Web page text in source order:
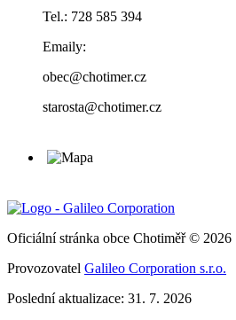
Tel.: 728 585 394
Emaily:
obec@chotimer.cz
starosta@chotimer.cz
Oficiální stránka obce Chotiměř © 2026
Provozovatel Galileo Corporation s.r.o.
Poslední aktualizace: 31. 7. 2026